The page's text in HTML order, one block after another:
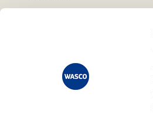
Veelgestelde vragen